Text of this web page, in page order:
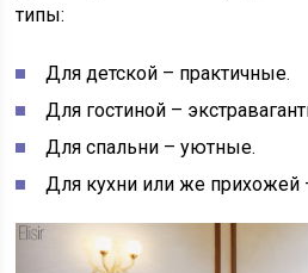
типы:
Для детской – практичные.
Для гостиной –
Для спальни – уютные.
Для кухни или же прихожей